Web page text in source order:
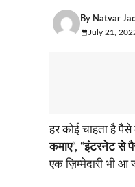
By Natvar
July 21,
हर कोई चाहता है
कमाए“, “इंटरनेट से
एक ज़िम्मेदारी भी